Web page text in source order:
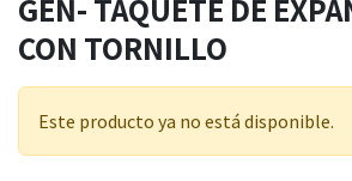
GEN- TAQUETE DE
CON TORNILLO
Este producto ya no está disponible.